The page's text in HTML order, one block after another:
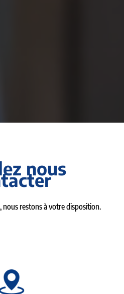
nous
nous restons à votre disposition.